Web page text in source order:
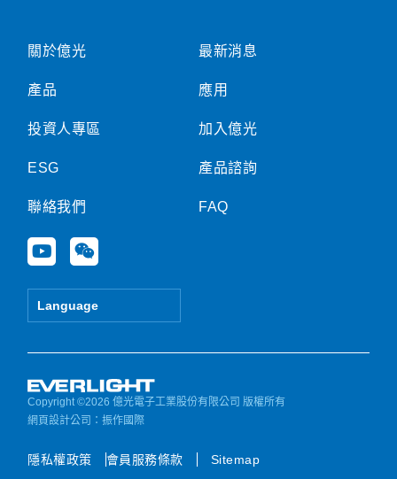
關於億光
產品
投資人專區
ESG
聯絡我們
Y
o
u
e
W
e
i
Language
最新消息
應用
加入億光
產品諮詢
FAQ
Copyright ©2026 億光電子工業股份有限公司 版權所有
網頁設計公司 ：振作國際
隱私權政策 會員服務條款 Sitemap